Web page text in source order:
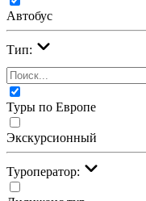
Автобус
Тип:
Туры по Европе
Экскурсионный
Туроператор: